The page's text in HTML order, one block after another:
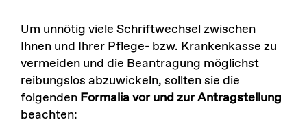
Um unnötig viele Schriftwechsel zwischen
Ihnen und Ihrer Pflege- bzw. Krankenkasse zu
vermeiden und die Beantragung möglichst
reibungslos abzuwickeln, sollten sie die
folgenden Formalia vor und zur Antragstellung
beachten: